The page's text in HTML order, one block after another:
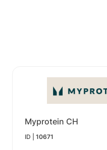
Myprotein CH
ID | 10671